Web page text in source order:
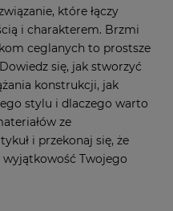
które łączy
i charakterem. Brzmi
ceglanych to prostsze
się, jak stworzyć
konstrukcji, jak
stylu i dlaczego warto
ze
i przekonaj się, że
Twojego